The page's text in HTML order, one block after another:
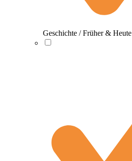
Geschichte / Früher & Heute